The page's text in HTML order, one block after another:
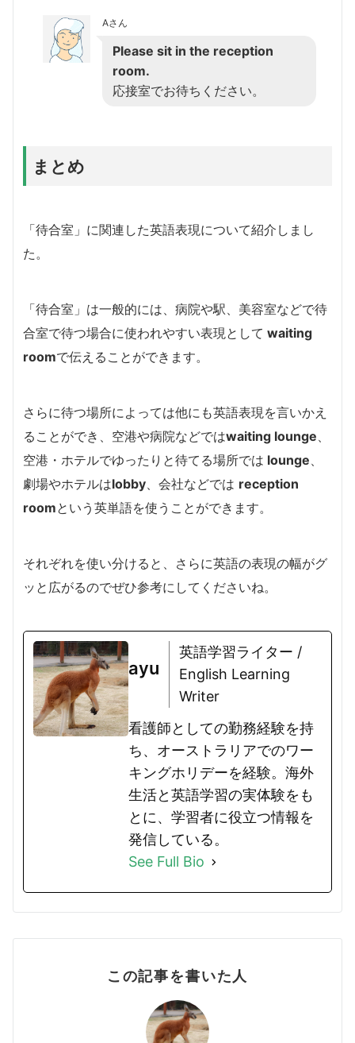
Aさん
Please sit in the reception
room.
応接室でお待ちください。
まとめ
「待合室」に関連した英語表現について紹介しまし
た。
「待合室」は一般的には、病院や駅、美容室などで待
合室で待つ場合に使われやすい表現として waiting
roomで伝えることができます。
さらに待つ場所によっては他にも英語表現を言いかえ
ることができ、空港や病院などではwaiting lounge、
空港・ホテルでゆったりと待てる場所では lounge、
劇場やホテルはlobby、会社などでは reception
roomという英単語を使うことができます。
それぞれを使い分けると、さらに英語の表現の幅がグ
ッと広がるのでぜひ参考にしてくださいね。
ayu
英語学習ライター /
English Learning
Writer
看護師としての勤務経験を持
ち、オーストラリアでのワー
キングホリデーを経験。海外
生活と英語学習の実体験をも
とに、学習者に役立つ情報を
発信している。
See Full Bio
この記事を書いた人